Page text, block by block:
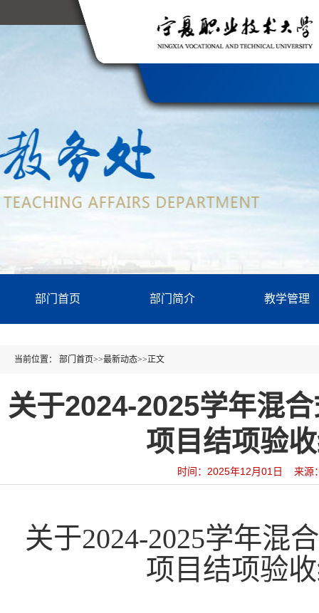
部门首页 部门简介 教学管理
当前位置： 部门首页>>最新动态>>正文
关于2024-2025学年混
项目结项验
时间：2025年12月01日 来
关于2024-2025学年混
项目结项验